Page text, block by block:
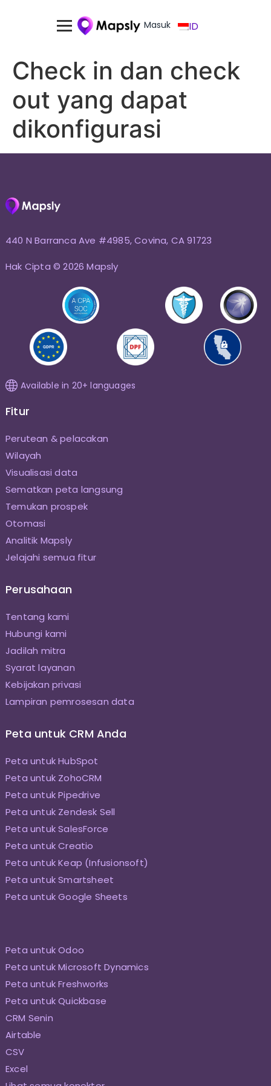
Masuk ID
Check in dan check
out yang dapat
dikonfigurasi
440 N Barranca Ave #4985, Covina, CA 91723
Hak Cipta © 2026 Mapsly
Available in 20+ languages
Fitur
Perutean & pelacakan
Wilayah
Visualisasi data
Sematkan peta langsung
Temukan prospek
Otomasi
Analitik Mapsly
Jelajahi semua fitur
Perusahaan
Tentang kami
Hubungi kami
Jadilah mitra
Syarat layanan
Kebijakan privasi
Lampiran pemrosesan data
Peta untuk CRM Anda
Peta untuk HubSpot
Peta untuk ZohoCRM
Peta untuk Pipedrive
Peta untuk Zendesk Sell
Peta untuk SalesForce
Peta untuk Creatio
Peta untuk Keap (Infusionsoft)
Peta untuk Smartsheet
Peta untuk Google Sheets
Peta untuk Odoo
Peta untuk Microsoft Dynamics
Peta untuk Freshworks
Peta untuk Quickbase
CRM Senin
Airtable
CSV
Excel